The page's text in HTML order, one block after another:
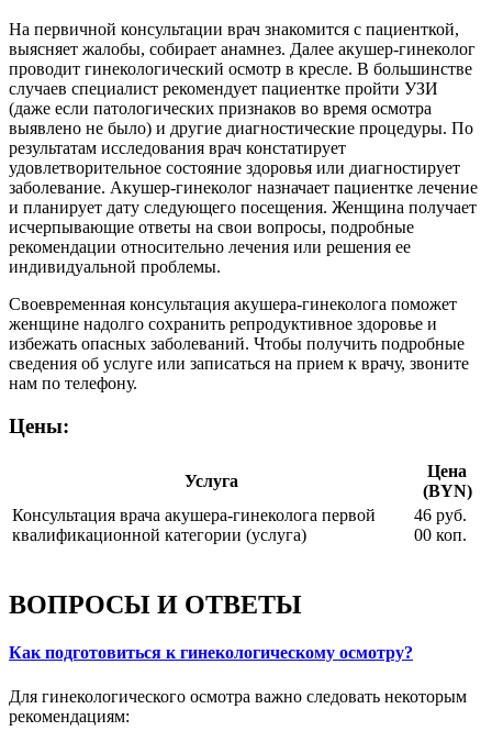
На первичной консультации врач знакомится с пациенткой,
выясняет жалобы, собирает анамнез. Далее акушер-гинеколог
проводит гинекологический осмотр в кресле. В большинстве
случаев специалист рекомендует пациентке пройти УЗИ
(даже если патологических признаков во время осмотра
выявлено не было) и другие диагностические процедуры. По
результатам исследования врач констатирует
удовлетворительное состояние здоровья или диагностирует
заболевание. Акушер-гинеколог назначает пациентке лечение
и планирует дату следующего посещения. Женщина получает
исчерпывающие ответы на свои вопросы, подробные
рекомендации относительно лечения или решения ее
индивидуальной проблемы.
Своевременная консультация акушера-гинеколога поможет
женщине надолго сохранить репродуктивное здоровье и
избежать опасных заболеваний. Чтобы получить подробные
сведения об услуге или записаться на прием к врачу, звоните
нам по телефону.
Цены:
Услуга
Цена
(BYN)
Консультация врача акушера-гинеколога первой
квалификационной категории (услуга)
46 руб.
00 коп.
ВОПРОСЫ И ОТВЕТЫ
Как подготовиться к гинекологическому осмотру?
Для гинекологического осмотра важно следовать некоторым
рекомендациям: